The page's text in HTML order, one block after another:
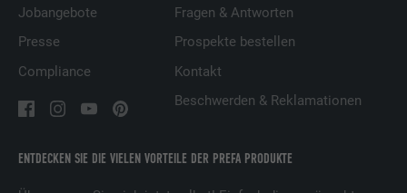
ENTDECKEN SIE DIE VIELEN VORTEILE DER PREFA PRODUKTE
Jobangebote
Presse
Compliance
Fragen & Antworten
Prospekte bestellen
Kontakt
Beschwerden & Reklamationen
Wird verwendet, um Besucher auf
mehreren Webseiten zu verfolgen, um
Präferenzen des Besuchers zu
präsentieren.
Name lidc